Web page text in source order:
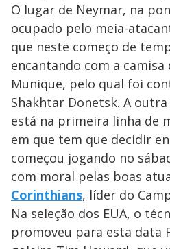
O lugar de Neymar, na
ocupado pelo meia-
que neste começo de
encantando com a camisa
Munique, pelo qual foi
Shakhtar Donetsk. A
está na primeira linha de
em que tem que decidir
começou jogando no
com moral pelas boas
Corinthians, líder do
Na seleção dos EUA, o
promoveu para esta data